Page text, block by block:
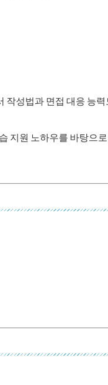
작성법과 면접 대응 능
지원 노하우를 바탕으